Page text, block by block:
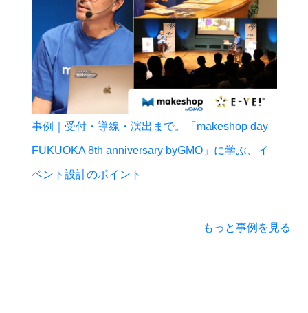
事例｜受付・導線・演出まで。「makeshop day
FUKUOKA 8th anniversary byGMO」に学ぶ、イ
ベント設計のポイント
もっと事例を見る